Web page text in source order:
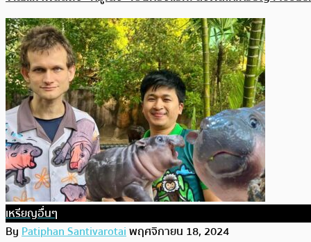
เหรียญอื่นๆ
ByPatiphan Santivarotaiพฤศจิกายน 18, 2024